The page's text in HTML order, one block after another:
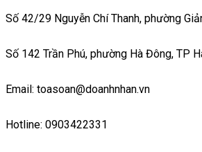
Số 42/29 Nguyễn Chí Thanh, phường
Số 142 Trần Phú, phường Hà Đông, TP
Email: toasoan@doanhnhan.vn
Hotline: 0903422331